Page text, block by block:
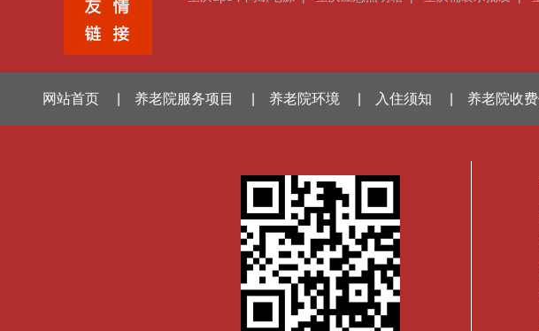
网站首页 养老院服务项目 养老院环境 入住须知 养老院收